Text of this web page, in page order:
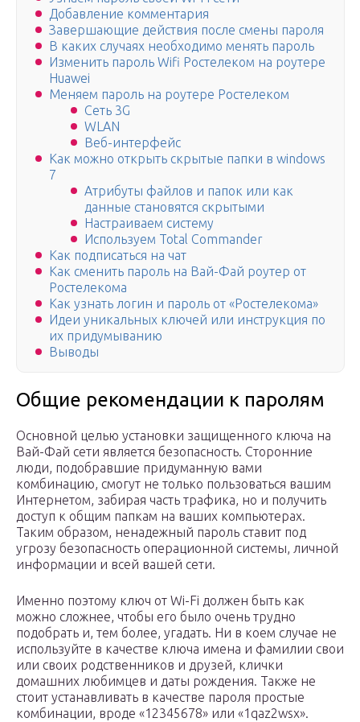
Добавление комментария
Завершающие действия после смены пароля
В каких случаях необходимо менять пароль
Изменить пароль Wifi Ростелеком на роутере
Huawei
Меняем пароль на роутере Ростелеком
Сеть 3G
WLAN
Веб-интерфейс
Как можно открыть скрытые папки в windows
7
Атрибуты файлов и папок или как
данные становятся скрытыми
Настраиваем систему
Используем Total Commander
Как подписаться на чат
Как сменить пароль на Вай-Фай роутер от
Ростелекома
Как узнать логин и пароль от «Ростелекома»
Идеи уникальных ключей или инструкция по
их придумыванию
Выводы
Общие рекомендации к паролям
Основной целью установки защищенного ключа на
Вай-Фай сети является безопасность. Сторонние
люди, подобравшие придуманную вами
комбинацию, смогут не только пользоваться вашим
Интернетом, забирая часть трафика, но и получить
доступ к общим папкам на ваших компьютерах.
Таким образом, ненадежный пароль ставит под
угрозу безопасность операционной системы, личной
информации и всей вашей сети.
Именно поэтому ключ от Wi-Fi должен быть как
можно сложнее, чтобы его было очень трудно
подобрать и, тем более, угадать. Ни в коем случае не
используйте в качестве ключа имена и фамилии свои
или своих родственников и друзей, клички
домашних любимцев и даты рождения. Также не
стоит устанавливать в качестве пароля простые
комбинации, вроде «12345678» или «1qaz2wsx».